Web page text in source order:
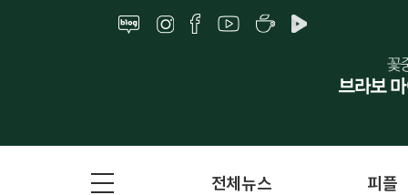
전체뉴스 피플